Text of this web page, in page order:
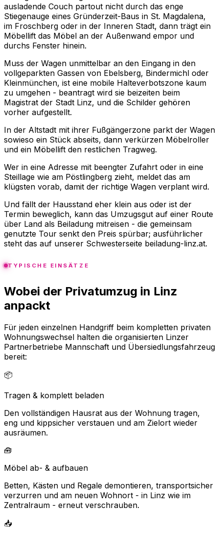
ausladende Couch partout nicht durch das enge
Stiegenauge eines Gründerzeit-Baus in St. Magdalena,
im Froschberg oder in der Inneren Stadt, dann trägt ein
Möbellift das Möbel an der Außenwand empor und
durchs Fenster hinein.
Muss der Wagen unmittelbar an den Eingang in den
vollgeparkten Gassen von Ebelsberg, Bindermichl oder
Kleinmünchen, ist eine mobile Halteverbotszone kaum
zu umgehen - beantragt wird sie beizeiten beim
Magistrat der Stadt Linz, und die Schilder gehören
vorher aufgestellt.
In der Altstadt mit ihrer Fußgängerzone parkt der Wagen
sowieso ein Stück abseits, dann verkürzen Möbelroller
und ein Möbellift den restlichen Tragweg.
Wer in eine Adresse mit beengter Zufahrt oder in eine
Steillage wie am Pöstlingberg zieht, meldet das am
klügsten vorab, damit der richtige Wagen verplant wird.
Und fällt der Hausstand eher klein aus oder ist der
Termin beweglich, kann das Umzugsgut auf einer Route
über Land als Beiladung mitreisen - die gemeinsam
genutzte Tour senkt den Preis spürbar; ausführlicher
steht das auf unserer Schwesterseite beiladung-linz.at.
TYPISCHE EINSÄTZE
Wobei der Privatumzug in Linz
anpackt
Für jeden einzelnen Handgriff beim kompletten privaten
Wohnungswechsel halten die organisierten Linzer
Partnerbetriebe Mannschaft und Übersiedlungsfahrzeug
bereit:
📦
Tragen & komplett beladen
Den vollständigen Hausrat aus der Wohnung tragen,
eng und kippsicher verstauen und am Zielort wieder
ausräumen.
🧰
Möbel ab- & aufbauen
Betten, Kästen und Regale demontieren, transportsicher
verzurren und am neuen Wohnort - in Linz wie im
Zentralraum - erneut verschrauben.
📥